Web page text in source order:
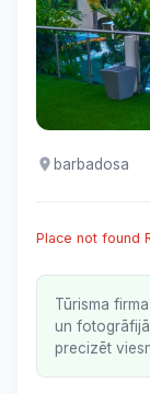
barbadosa
Place not found
Tūrisma
un
precizēt